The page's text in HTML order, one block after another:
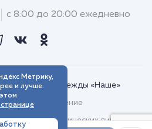
с 8:00 до 20:00 ежедневно
магазин одежды «Наше»
соглашение
для юридических лиц
Метрику,
и лучше.